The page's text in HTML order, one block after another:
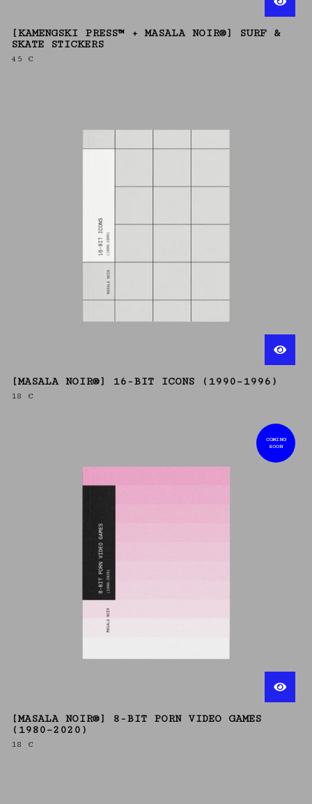
[KAMENGSKI PRESS™ + MASALA NOIR®] SURF &
SKATE STICKERS
45 €
[MASALA NOIR®] 16-BIT ICONS (1990–1996)
18 €
COMING
SOON
[MASALA NOIR®] 8-BIT PORN VIDEO GAMES
(1980–2020)
18 €